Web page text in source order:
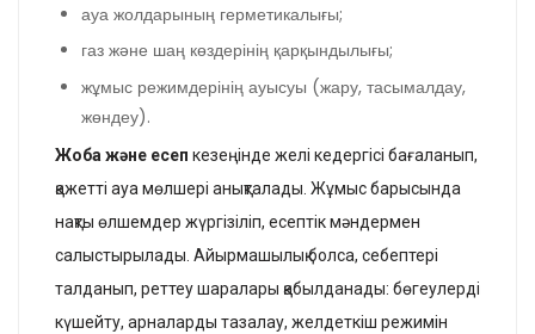
ауа жолдарының герметикалығы;
газ және шаң көздерінің қарқындылығы;
жұмыс режимдерінің ауысуы (жару, тасымалдау,
жөндеу).
Жоба және есеп кезеңінде желі кедергісі бағаланып,
қажетті ауа мөлшері анықталады. Жұмыс барысында
нақты өлшемдер жүргізіліп, есептік мәндермен
салыстырылады. Айырмашылық болса, себептері
талданып, реттеу шаралары қабылданады: бөгеулерді
күшейту, арналарды тазалау, желдеткіш режимін